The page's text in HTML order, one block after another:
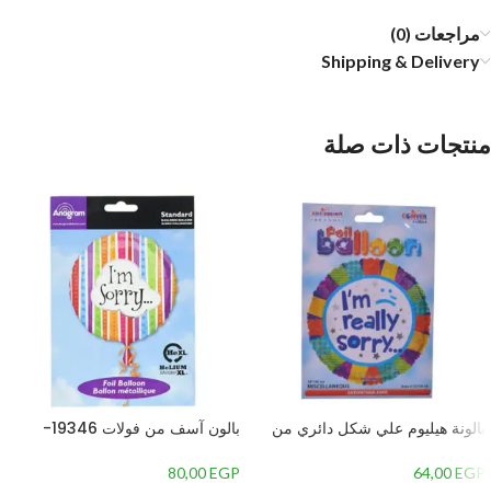
مراجعات (0)
Shipping & Delivery
منتجات ذات صلة
بالونة هيليوم علي شكل دائري من
اسف،متعددة الالوان
64,00EGP
بالون آسف من فولات 19346-
80,00EGP